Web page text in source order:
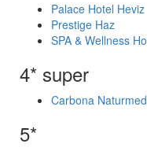
Palace Hotel Heviz
Prestige Haz
SPA & Wellness
4* super
Carbona
5*